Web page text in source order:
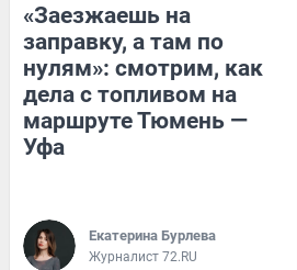
«Заезжаешь на
заправку, а там по
нулям»: смотрим, как
дела с топливом на
маршруте Тюмень —
Уфа
Екатерина Бурлева
Журналист 72.RU